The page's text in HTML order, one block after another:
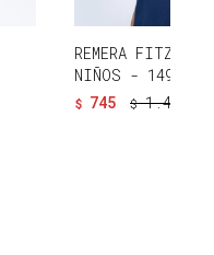
REMERA FITZ
NIÑOS - 149
$ 745 $ 1.490